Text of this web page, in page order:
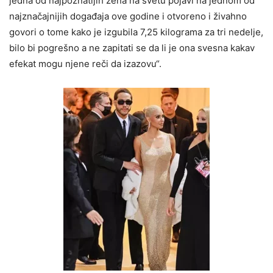
najznačajnijih događaja ove godine i otvoreno i živahno
govori o tome kako je izgubila 7,25 kilograma za tri nedelje,
bilo bi pogrešno a ne zapitati se da li je ona svesna kakav
efekat mogu njene reči da izazovu“.